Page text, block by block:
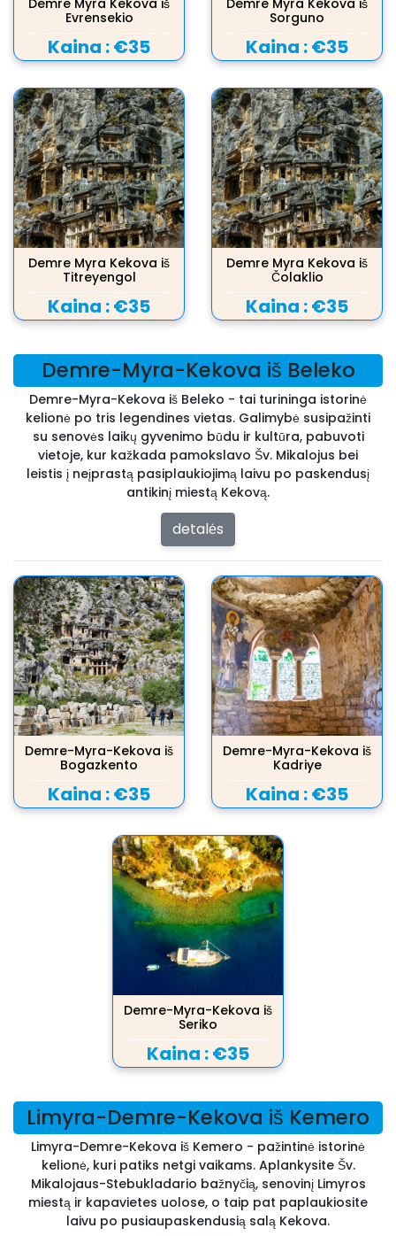
Demre Myra Kekova iš
Evrensekio
Kaina :€35
Demre Myra Kekova iš
Sorguno
Kaina :€35
Demre Myra Kekova iš
Titreyengol
Kaina :€35
Demre Myra Kekova iš
Čolaklio
Kaina :€35
Demre-Myra-Kekova iš Beleko
Demre-Myra-Kekova iš Beleko - tai turininga istorinė
kelionė po tris legendines vietas. Galimybė susipažinti
su senovės laikų gyvenimo būdu ir kultūra, pabuvoti
vietoje, kur kažkada pamokslavo Šv. Mikalojus bei
leistis į neįprastą pasiplaukiojimą laivu po paskendusį
antikinį miestą Kekovą.
detalės
Demre-Myra-Kekova iš
Bogazkento
Kaina :€35
Demre-Myra-Kekova iš
Kadriye
Kaina :€35
Demre-Myra-Kekova iš
Seriko
Kaina :€35
Limyra-Demre-Kekova iš Kemero
Limyra-Demre-Kekova iš Kemero - pažintinė istorinė
kelionė, kuri patiks netgi vaikams. Aplankysite Šv.
Mikalojaus-Stebukladario bažnyčią, senovinį Limyros
miestą ir kapavietes uolose, o taip pat paplaukiosite
laivu po pusiaupaskendusią salą Kekova.